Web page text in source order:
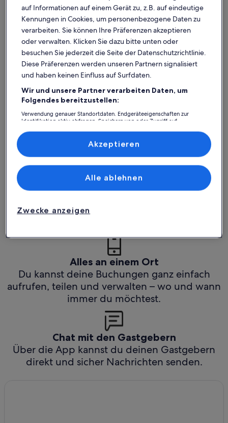
Was spricht für unsere App?
Immer in Verbindung
Du hast all deine Buchungsdetails immer
griffbereit, auch ohne WLAN!
Unser Kundenservice ist rund um die Uhr,
Alles an einem Ort
Du kannst deine Buchungen ganz einfach
aufrufen, teilen und verwalten – wo und wann
immer du möchtest.
Chat mit den Gastgebern
Über die App kannst du deinen Gastgebern
direkt und sicher Nachrichten senden.
auf Informationen auf einem Gerät zu, z.B. auf eindeutige
Kennungen in Cookies, um personenbezogene Daten zu
verarbeiten. Sie können Ihre Präferenzen akzeptieren
oder verwalten. Klicken Sie dazu bitte unten oder
besuchen Sie jederzeit die Seite der Datenschutzrichtlinie.
Diese Präferenzen werden unseren Partnern signalisiert
und haben keinen Einfluss auf Surfdaten.
Wir und unsere Partner verarbeiten Daten, um
Folgendes bereitzustellen:
Verwendung genauer Standortdaten. Endgeräteeigenschaften zur
Identifikation aktiv abfragen. Speichern von oder Zugriff auf
Inhalte, Messung von Werbeleistung und der Performance von Inhalten,
Zielgruppenforschung sowie Entwicklung und Verbesserung von
Liste der Partner (Lieferanten)
Zwecke anzeigen
Alle ablehnen
Akzeptieren